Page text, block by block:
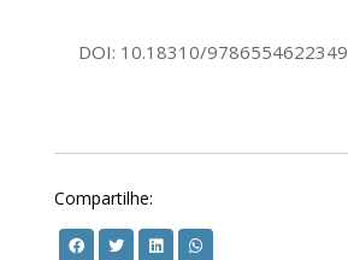
DOI: 10.18310/9786554622349
Compartilhe: